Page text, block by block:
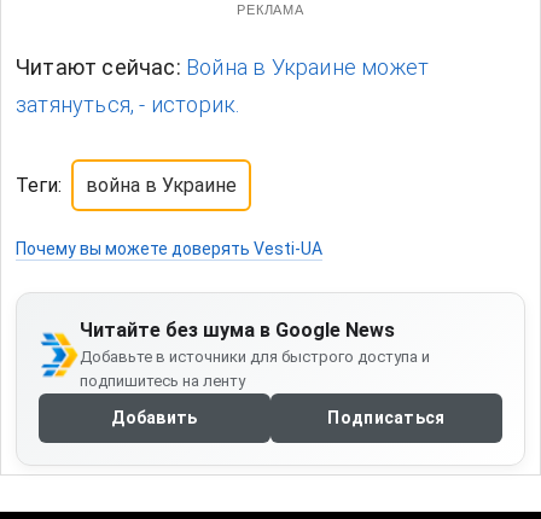
РЕКЛАМА
Читают сейчас: Война в Украине может
затянуться, - историк.
Теги: война в Украине
Почему вы можете доверять Vesti-UA
Читайте без шума в Google News
Добавьте в источники для быстрого доступа и
подпишитесь на ленту
Добавить Подписаться